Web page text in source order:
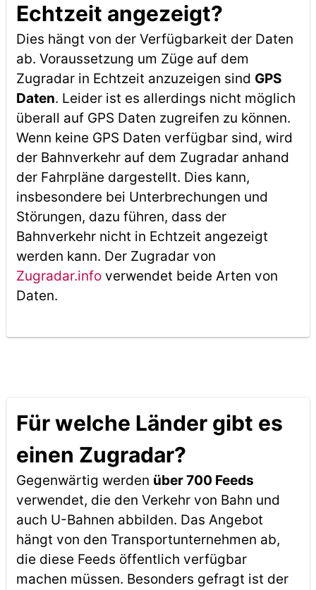
Echtzeit angezeigt?
Dies hängt von der Verfügbarkeit der Daten
ab. Voraussetzung um Züge auf dem
Zugradar in Echtzeit anzuzeigen sind GPS
Daten. Leider ist es allerdings nicht möglich
überall auf GPS Daten zugreifen zu können.
Wenn keine GPS Daten verfügbar sind, wird
der Bahnverkehr auf dem Zugradar anhand
der Fahrpläne dargestellt. Dies kann,
insbesondere bei Unterbrechungen und
Störungen, dazu führen, dass der
Bahnverkehr nicht in Echtzeit angezeigt
werden kann. Der Zugradar von
Zugradar.infoverwendet beide Arten von
Daten.
Für welche Länder gibt es
einen Zugradar?
Gegenwärtig werden über 700 Feeds
verwendet, die den Verkehr von Bahn und
auch U-Bahnen abbilden. Das Angebot
hängt von den Transportunternehmen ab,
die diese Feeds öffentlich verfügbar
machen müssen. Besonders gefragt ist der